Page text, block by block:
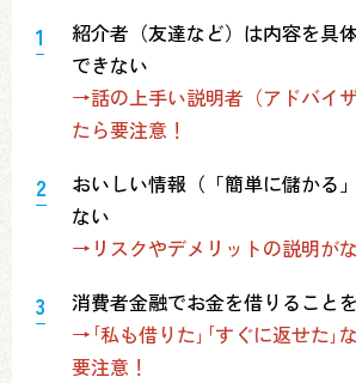
紹介者（友達など）は内容を具
できない
→話の上手い説明者（アドバイ
たら要注意！
おいしい情報（「簡単に儲かる
ない
→リスクやデメリットの説明が
消費者金融でお金を借りること
→｢私も借りた｣｢すぐに返せた｣
要注意！